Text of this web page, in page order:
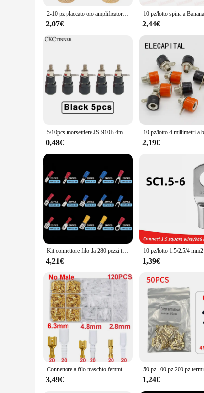
2-10 pz placcato oro amplificatore terminale altoparlante Binding Post connettore presa spina a Banana adatto per accessori spine a Banana
2,07€ 2,44€
5/10pcs morsettiere JS-910B 4mm amplificatore terminale connettore rilegatura Post Banana Plug Jack Mount rosso nero
0,48€ 2,19€
Kit connettore filo da 280 pezzi terminali isolati maschio femmina terminali a crimpare a freddo terminali a crimpare assortiti Kit connettore di testa a forcella
4,21€ 1,39€
Connettore a filo maschio femmina isolato scatola 2.8/4.8/6.3mm terminali a crimpare elettrici connettori a forcella Termin Kit assortito
3,49€ 1,24€